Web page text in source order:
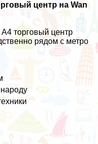
центр на Wan
торговый центр
рядом с метро